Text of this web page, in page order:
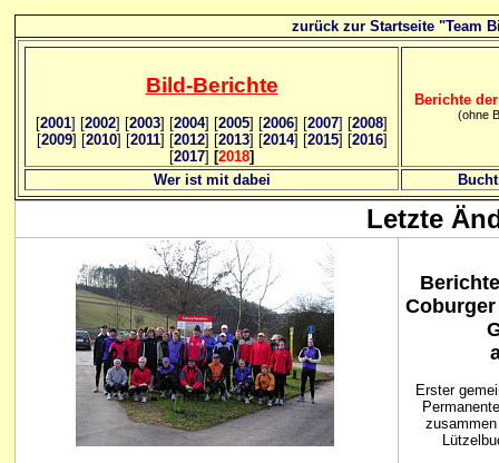
zurück zur Startseite "Team
Bild-Berichte
[2001] [2002] [2003] [2004] [2005] [2006] [2007] [2008]
[2009] [2010] [2011] [2012] [2013] [2014] [2015] [2016]
[2017] [2018]
Berichte
(ohne
Wer ist mit dabei
Letzte
Erster